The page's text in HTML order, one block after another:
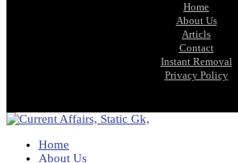
Home
About Us
Articls
Contact
Instant Removal
Privacy Policy
Home
About Us